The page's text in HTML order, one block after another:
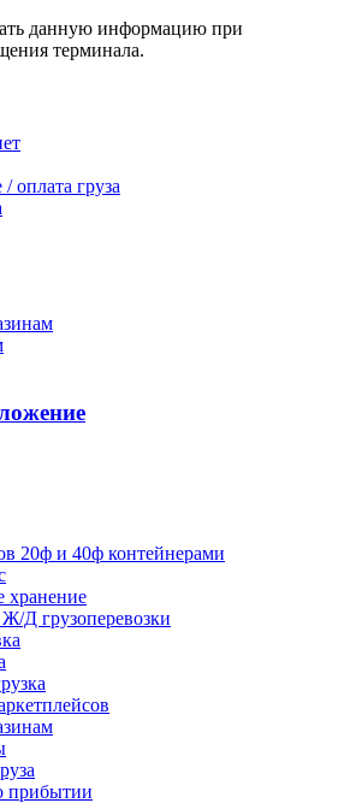
данную информацию при
терминала.
оплата груза
20ф и 40ф контейнерами
хранение
Д грузоперевозки
прибытии